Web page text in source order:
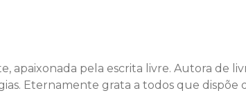
apaixonada pela escrita livre. Autora de
Eternamente grata a todos que dispõe